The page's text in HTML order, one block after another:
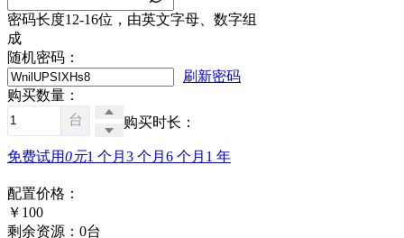
密码长度12-16位，由英文字母、数字组
成
随机密码：
刷新密码
购买数量：
台
购买时长：
免费试用0元1 个月 3 个月 6 个月 1 年
配置价格：
￥ 100
剩余资源：0台